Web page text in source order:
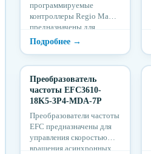
программируемые
контроллеры Regio Maxi
предназначены для
управления системами
вентиляции,
Контроллеры позволяют
поддерживать основные
параметры микроклимата:
температуру, влажность,
концентрацию CO2,
регулировать освещение и
работу жалюзи.
Преобразователь
частоты EFC3610-
18K5-3P4-MDA-7P
Преобразователи частоты
EFC предназначены для
управления скоростью
вращения асинхронных